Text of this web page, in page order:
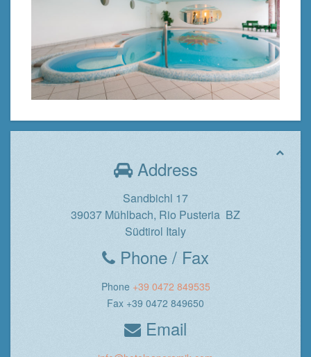
Address
Sandbichl 17
39037 Mühlbach, Rio Pusteria BZ
Südtirol Italy
Phone / Fax
Phone +39 0472 849535
Fax +39 0472 849650
Email